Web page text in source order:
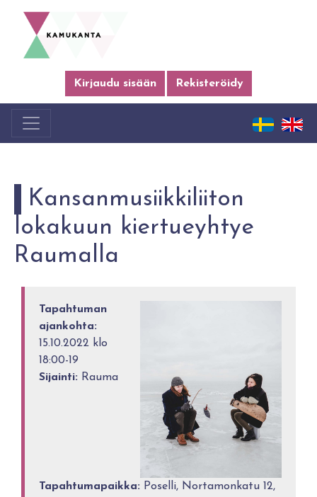
Kirjaudu sisään Rekisteröidy
Kansanmusiikkiliiton
lokakuun kiertueyhtye
Raumalla
Tapahtuman
ajankohta:
15.10.2022 klo
18:00-19
Sijainti: Rauma
Tapahtumapaikka: Poselli, Nortamonkatu 12,